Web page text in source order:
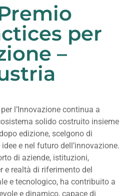
per
–
l’Innovazione continua a
solido costruito insieme
edizione, scelgono di
e nel futuro dell’innovazione.
di aziende, istituzioni,
e realtà di riferimento del
e tecnologico, ha contribuito a
e dinamico, capace di